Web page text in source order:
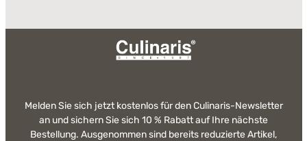
Melden Sie sich jetzt kostenlos für den Culinaris-Newsletter
an und sichern Sie sich 10 % Rabatt auf Ihre nächste
Bestellung. Ausgenommen sind bereits reduzierte Artikel,